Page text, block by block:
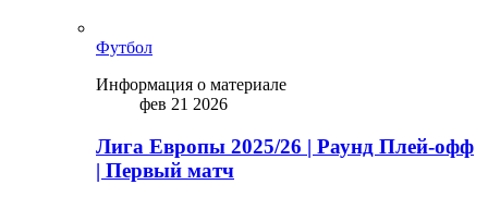
Футбол
Информация о материале
фев 21 2026
Лига Европы 2025/26 | Раунд Плей-офф
| Первый матч